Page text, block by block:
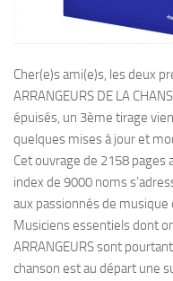
Cher(e)s ami(e)s, les deux
ARRANGEURS DE LA
épuisés, un 3ème tirage
quelques mises à jour et
Cet ouvrage de 2158
index de 9000 noms
aux passionnés de musique
Musiciens essentiels dont
ARRANGEURS sont
chanson est au départ une